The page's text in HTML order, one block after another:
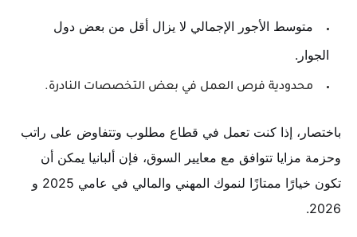
متوسط الأجور الإجمالي لا يزال أقل من بعض دول
الجوار.
محدودية فرص العمل في بعض التخصصات النادرة.
باختصار، إذا كنت تعمل في قطاع مطلوب وتتفاوض على راتب
وحزمة مزايا تتوافق مع معايير السوق، فإن ألبانيا يمكن أن
تكون خيارًا ممتازًا لنموك المهني والمالي في عامي 2025 و
2026.